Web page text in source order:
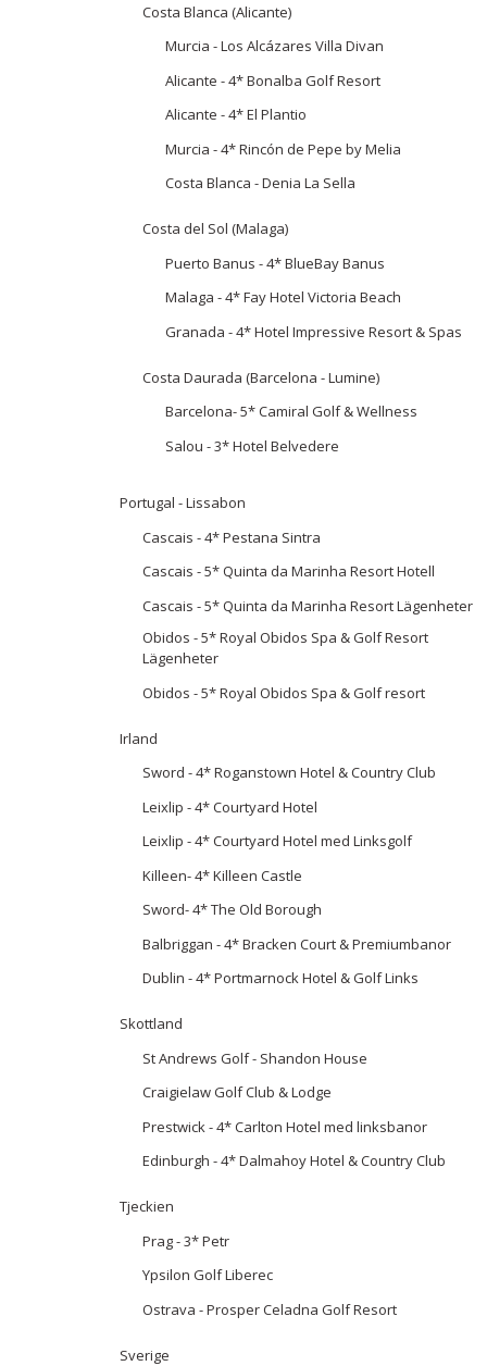
Costa Blanca (Alicante)
Murcia - Los Alcázares Villa Divan
Alicante - 4* Bonalba Golf Resort
Alicante - 4* El Plantio
Murcia - 4* Rincón de Pepe by Melia
Costa Blanca - Denia La Sella
Costa del Sol (Malaga)
Puerto Banus - 4* BlueBay Banus
Malaga - 4* Fay Hotel Victoria Beach
Granada - 4* Hotel Impressive Resort & Spas
Costa Daurada (Barcelona - Lumine)
Barcelona- 5* Camiral Golf & Wellness
Salou - 3* Hotel Belvedere
Portugal - Lissabon
Cascais - 4* Pestana Sintra
Cascais - 5* Quinta da Marinha Resort Hotell
Cascais - 5* Quinta da Marinha Resort Lägenheter
Obidos - 5* Royal Obidos Spa & Golf Resort
Lägenheter
Obidos - 5* Royal Obidos Spa & Golf resort
Irland
Sword - 4* Roganstown Hotel & Country Club
Leixlip - 4* Courtyard Hotel
Leixlip - 4* Courtyard Hotel med Linksgolf
Killeen- 4* Killeen Castle
Sword- 4* The Old Borough
Balbriggan - 4* Bracken Court & Premiumbanor
Dublin - 4* Portmarnock Hotel & Golf Links
Skottland
St Andrews Golf - Shandon House
Craigielaw Golf Club & Lodge
Prestwick - 4* Carlton Hotel med linksbanor
Edinburgh - 4* Dalmahoy Hotel & Country Club
Tjeckien
Prag - 3* Petr
Ypsilon Golf Liberec
Ostrava - Prosper Celadna Golf Resort
Sverige